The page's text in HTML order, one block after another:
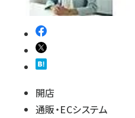
開店
通販・ECシステム